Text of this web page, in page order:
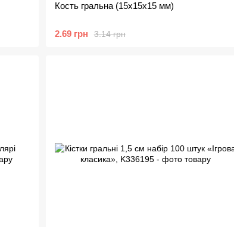
Кость гральна (15х15х15 мм)
3.14 грн
2.69 грн